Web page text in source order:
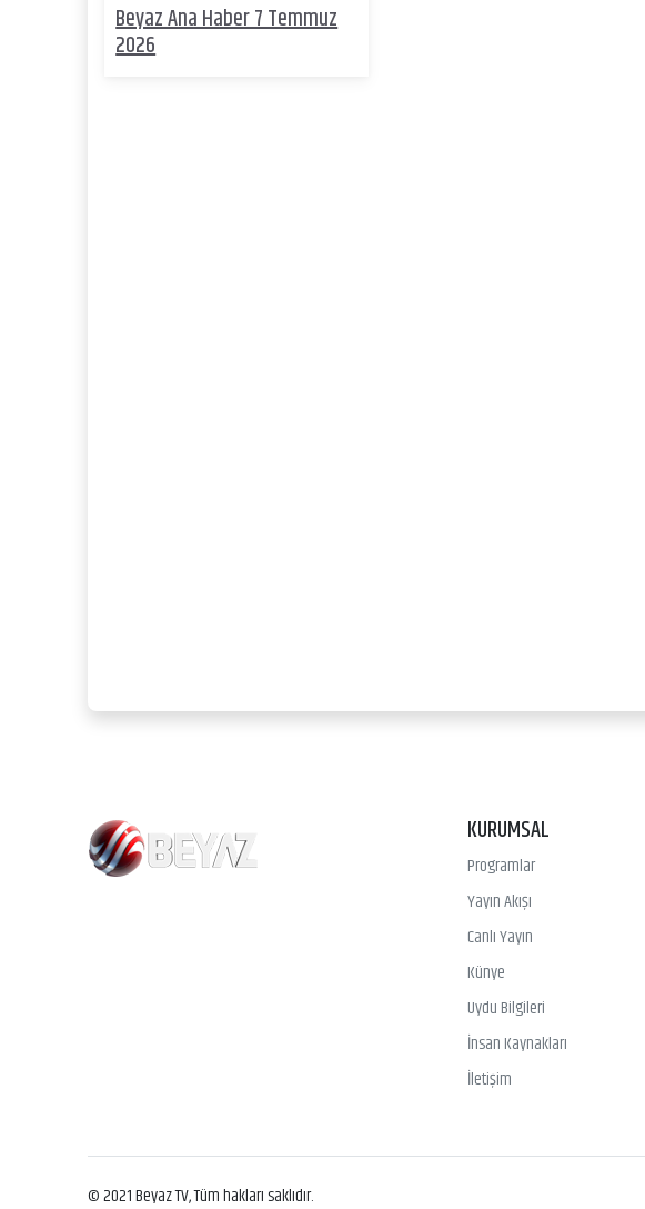
Beyaz Ana Haber 7 Temmuz
2026
KURUMSAL
Programlar
Yayın Akışı
Canlı Yayın
Künye
Uydu Bilgileri
İnsan Kaynakları
İletişim
© 2021 Beyaz TV, Tüm hakları saklıdır.